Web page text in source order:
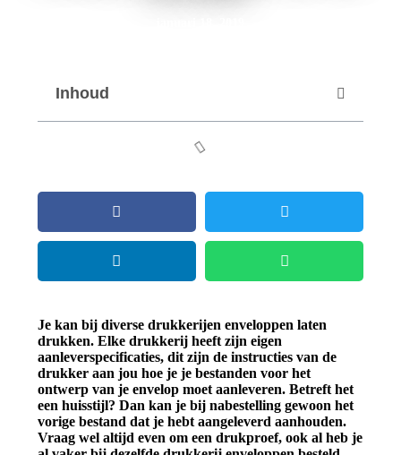
Inhoud
Je kan bij diverse drukkerijen enveloppen laten
drukken. Elke drukkerij heeft zijn eigen
aanleverspecificaties, dit zijn de instructies van de
drukker aan jou hoe je je bestanden voor het
ontwerp van je envelop moet aanleveren. Betreft het
een huisstijl? Dan kan je bij nabestelling gewoon het
vorige bestand dat je hebt aangeleverd aanhouden.
Vraag wel altijd even om een drukproef, ook al heb je